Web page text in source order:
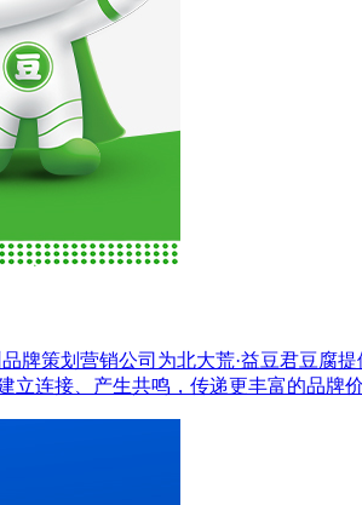
牌策划营销公司为北大荒·益豆君豆
连接、产生共鸣，传递更丰富的品牌价